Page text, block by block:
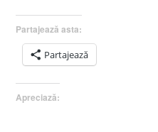
Partajează asta:
Partajează
Apreciază: